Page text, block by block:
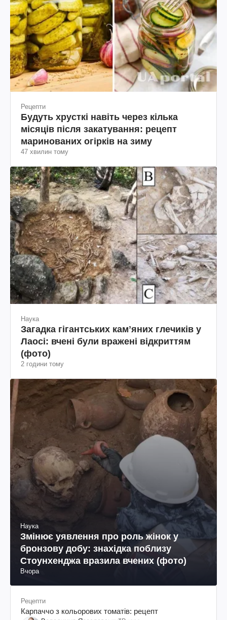
Рецепти
Будуть хрусткі навіть через кілька
місяців після закатування: рецепт
маринованих огірків на зиму
47 хвилин тому
Наука
Загадка гігантських камʼяних глечиків у
Лаосі: вчені були вражені відкриттям
(фото)
2 години тому
Наука
Змінює уявлення про роль жінок у
бронзову добу: знахідка поблизу
Стоунхенджа вразила вчених (фото)
Вчора
Рецепти
Карпаччо з кольорових томатів: рецепт